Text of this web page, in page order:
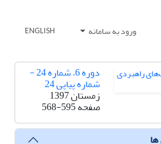
ورود به سامانه ENGLISH
دوره 6، شماره 24 -
شماره پیاپی 24
زمستان 1397
صفحه568-595